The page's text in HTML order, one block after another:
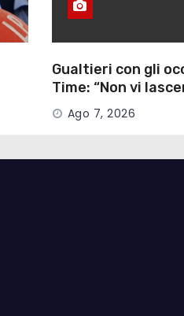
Gualtieri con gli
Time: “Non vi
Ago 7, 2026